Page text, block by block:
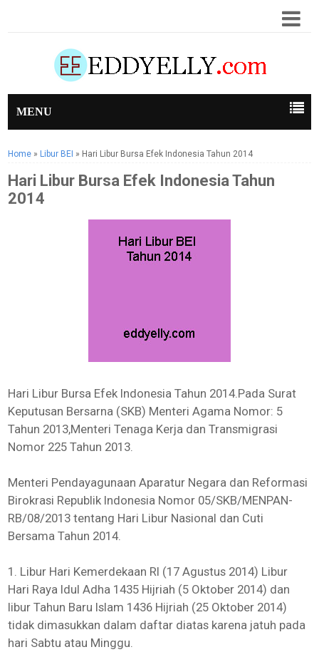
MENU
Home » Libur BEI » Hari Libur Bursa Efek Indonesia Tahun 2014
Hari Libur Bursa Efek Indonesia Tahun
2014
Hari Libur Bursa Efek Indonesia Tahun 2014.Pada Surat
Keputusan Bersarna (SKB) Menteri Agama Nomor: 5
Tahun 2013,Menteri Tenaga Kerja dan Transmigrasi
Nomor 225 Tahun 2013.
Menteri Pendayagunaan Aparatur Negara dan Reformasi
Birokrasi Republik Indonesia Nomor 05/SKB/MENPAN-
RB/08/2013 tentang Hari Libur Nasional dan Cuti
Bersama Tahun 2014.
1. Libur Hari Kemerdekaan RI (17 Agustus 2014) Libur
Hari Raya Idul Adha 1435 Hijriah (5 Oktober 2014) dan
libur Tahun Baru Islam 1436 Hijriah (25 Oktober 2014)
tidak dimasukkan dalam daftar diatas karena jatuh pada
hari Sabtu atau Minggu.